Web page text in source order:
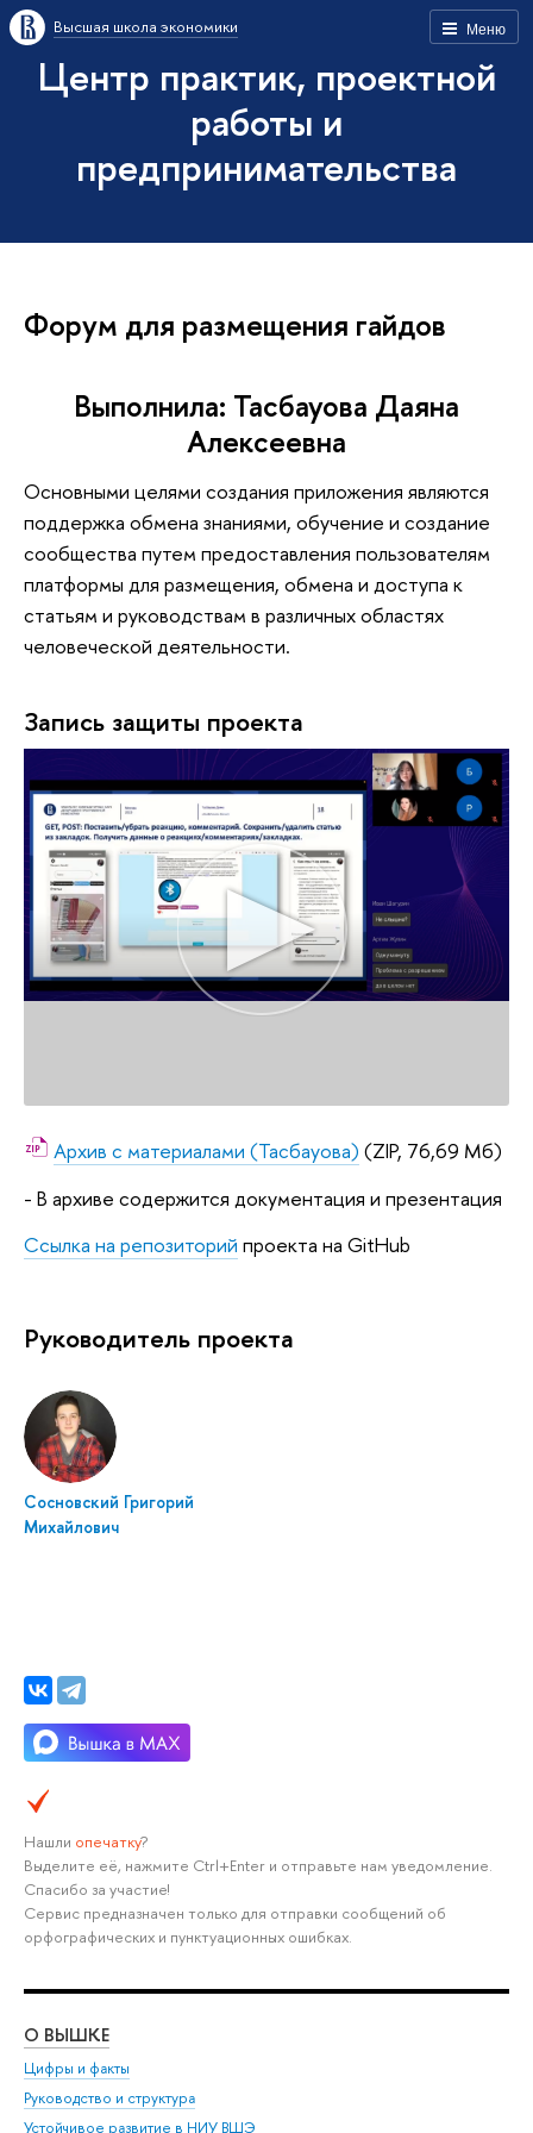
Меню
Высшая школа экономики
Центр практик, проектной
работы и
предпринимательства
Фoрyм для размещения гайдов
Выполнила: Тасбауова Даяна
Алексеевна
Основными целями создания приложения являются
поддержка обмена знаниями, обучение и создание
сообщества путем предоставления пользователям
платформы для размещения, обмена и доступа к
статьям и руководствам в различных областях
человеческой деятельности.
Запись защиты проекта
Архив с материалами (Тасбауова) (ZIP, 76,69 Мб)
- В архиве содержится документация и презентация
Ссылка на репозиторий проекта на GitHub
Руководитель проекта
Сосновский Григорий
Михайлович
Нашли опечатку?
Выделите её, нажмите Ctrl+Enter и отправьте нам уведомление.
Спасибо за участие!
Сервис предназначен только для отправки сообщений об
орфографических и пунктуационных ошибках.
О ВЫШКЕ
Цифры и факты
Руководство и структура
Устойчивое развитие в НИУ ВШЭ